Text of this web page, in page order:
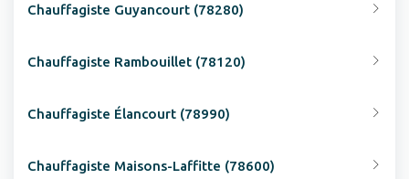
Chauffagiste Guyancourt (78280)
Chauffagiste Rambouillet (78120)
Chauffagiste Élancourt (78990)
Chauffagiste Maisons-Laffitte (78600)